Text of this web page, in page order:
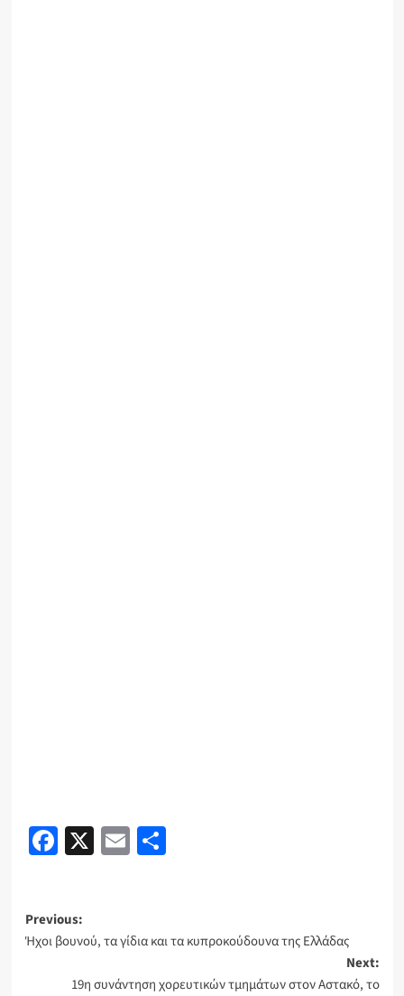
Facebook
X EmailShare
Post
navigation
Previous:
Ήχοι βουνού, τα γίδια και τα κυπροκούδουνα της Ελλάδας
Next:
19η συνάντηση χορευτικών τμημάτων στον Αστακό, το